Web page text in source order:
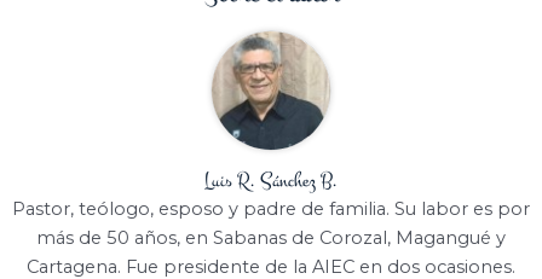
Luis R. Sánchez B.
Pastor, teólogo, esposo y padre de familia. Su labor es por
más de 50 años, en Sabanas de Corozal, Magangué y
Cartagena. Fue presidente de la AIEC en dos ocasiones.